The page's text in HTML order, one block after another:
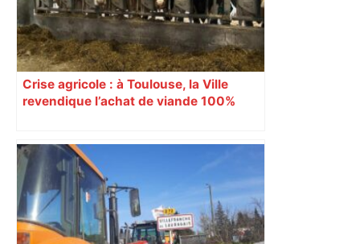
Crise agricole : à Toulouse, la Ville
revendique l’achat de viande 100%